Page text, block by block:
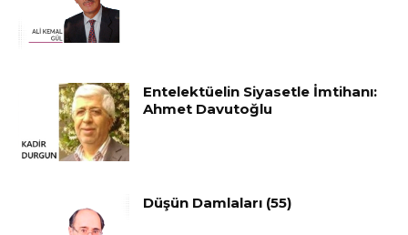
Entelektüelin Siyasetle İmtihanı:
Ahmet Davutoğlu
Düşün Damlaları (55)